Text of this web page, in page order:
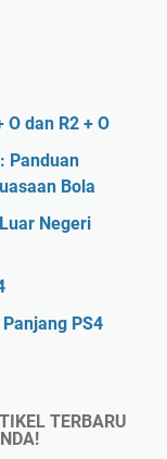
dan R2 + O
Panduan
Bola
Negeri
PS4
TERBARU